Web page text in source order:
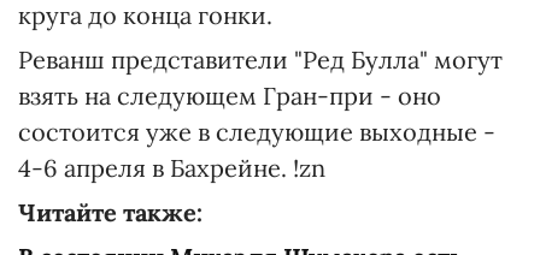
круга до конца гонки.
Реванш представители "Ред Булла" могут
взять на следующем Гран-при - оно
состоится уже в следующие выходные -
4-6 апреля в Бахрейне. !zn
Читайте также: